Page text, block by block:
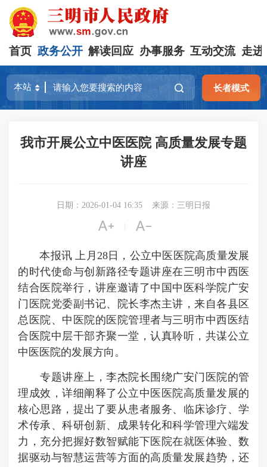
首页 政务公开 解读回应 办事服务 互动交流 走进
长者模式
我市开展公立中医医院 高质量发展专题
讲座
日期：2026-01-04 16:35 来源：三明日报
 
本报讯 上月28日，公立中医医院高质量发展
的时代使命与创新路径专题讲座在三明市中西医
结合医院举行，讲座邀请了中国中医科学院广安
门医院党委副书记、院长李杰主讲，来自各县区
总医院、中医院的医院管理者与三明市中西医结
合医院中层干部齐聚一堂，认真聆听，共谋公立
中医医院的发展方向。
专题讲座上，李杰院长围绕广安门医院的管
理成效，详细阐释了公立中医医院高质量发展的
核心思路，提出了要从患者服务、临床诊疗、学
术传承、科研创新、成果转化和科学管理六端发
力，充分把握好数智赋能下医院在就医体验、数
据驱动与智慧运营等方面的高质量发展趋势，还